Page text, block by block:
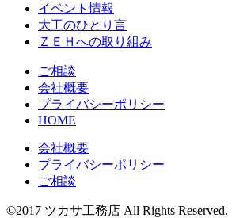
イベント情報
大工のひとり言
ＺＥＨへの取り組み
ご相談
会社概要
プライバシーポリシー
HOME
会社概要
プライバシーポリシー
ご相談
©2017 ツカサ工務店 All Rights Reserved.